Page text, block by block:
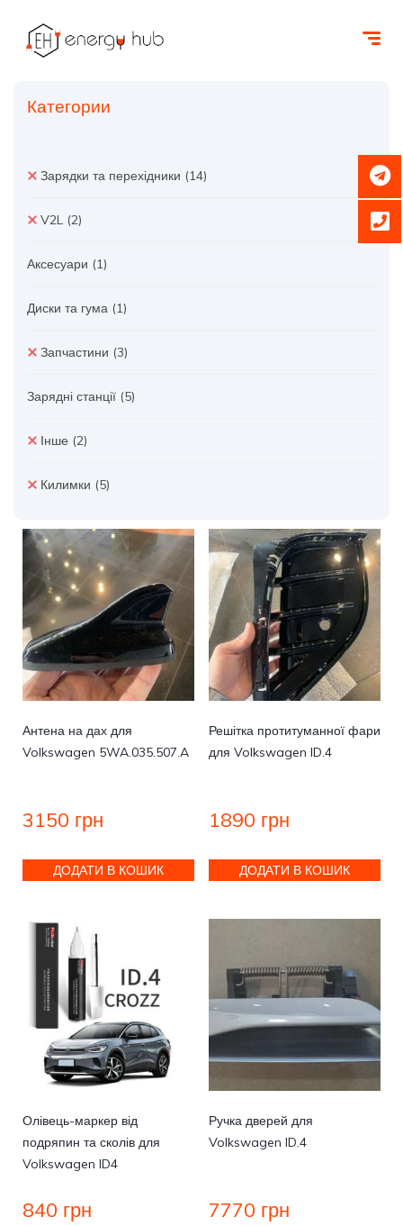
Категории
Зарядки та перехідники (14)
V2L (2)
Аксесуари (1)
Диски та гума (1)
Запчастини (3)
Зарядні станції (5)
Інше (2)
Килимки (5)
Антена на дах для
Volkswagen 5WA.035.507.A
3150 грн
ДОДАТИ В КОШИК
Решітка протитуманної фари
для Volkswagen ID.4
1890 грн
ДОДАТИ В КОШИК
Олівець-маркер від
подряпин та сколів для
Volkswagen ID4
840 грн
Ручка дверей для
Volkswagen ID.4
7770 грн